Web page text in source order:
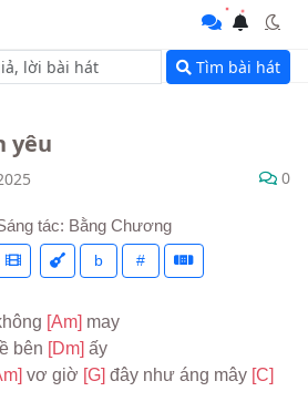
Tìm bài hát
yêu
0
tác: Bằng Chương
b #
[Am] may
bên [Dm] ấy
vơ giờ [G] đây như áng mây